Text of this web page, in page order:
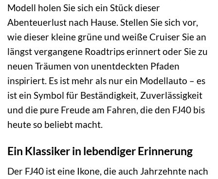
Modell holen Sie sich ein Stück dieser
Abenteuerlust nach Hause. Stellen Sie sich vor,
wie dieser kleine grüne und weiße Cruiser Sie an
längst vergangene Roadtrips erinnert oder Sie zu
neuen Träumen von unentdeckten Pfaden
inspiriert. Es ist mehr als nur ein Modellauto – es
ist ein Symbol für Beständigkeit, Zuverlässigkeit
und die pure Freude am Fahren, die den FJ40 bis
heute so beliebt macht.
Ein Klassiker in lebendiger Erinnerung
Der FJ40 ist eine Ikone, die auch Jahrzehnte nach